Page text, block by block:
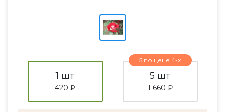
1 шт
420 ₽
5 по цене 4-х
5 шт
1 660 ₽